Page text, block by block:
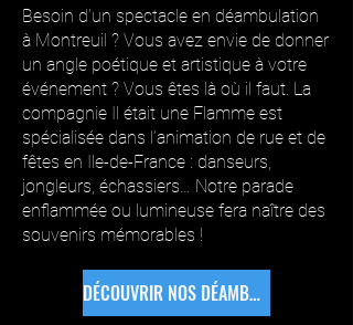
Besoin d’un spectacle en déambulation
à Montreuil ? Vous avez envie de donner
un angle poétique et artistique à votre
événement ? Vous êtes là où il faut. La
compagnie Il était une Flamme est
spécialisée dans l’animation de rue et de
fêtes en Ile-de-France : danseurs,
jongleurs, échassiers… Notre parade
enflammée ou lumineuse fera naître des
souvenirs mémorables !
DÉCOUVRIR NOS DÉAMBULATIONS